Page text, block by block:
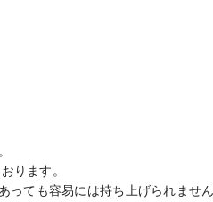
ります。
っても容易には持ち上げられませ